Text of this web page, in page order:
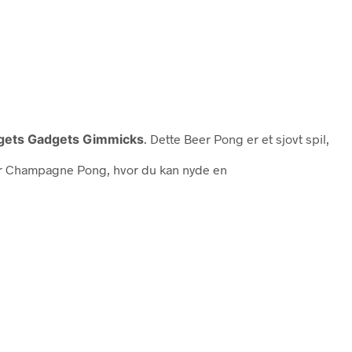
Gadgets Gimmicks . Dette Beer Pong er et sjovt spil,
Pong, hvor du kan nyde en